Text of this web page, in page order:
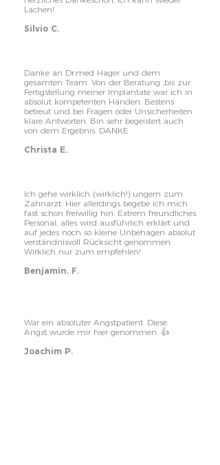
Lachen!
Silvio C.
Danke an Dr.med Hager und dem
gesamten Team. Von der Beratung ,bis zur
Fertigstellung meiner Implantate war ich in
absolut kompetenten Händen. Bestens
betreut und bei Fragen oder Unsicherheiten
klare Antworten. Bin sehr begeistert auch
von dem Ergebnis. DANKE
Christa E.
Ich gehe wirklich (wirklich!) ungern zum
Zahnarzt. Hier allerdings begebe ich mich
fast schon freiwillig hin: Extrem freundliches
Personal, alles wird ausführlich erklärt und
auf jedes noch so kleine Unbehagen absolut
verständnisvoll Rücksicht genommen.
Wirklich nur zum empfehlen!
Benjamin. F.
War ein absoluter Angstpatient. Diese
Angst wurde mir hier genommen. 👍
Joachim P.